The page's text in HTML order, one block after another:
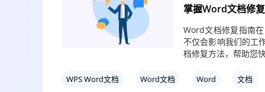
掌握Word文档修
Word文档修复指南
不仅会影响我们的工
档修复方法，帮助您
WPS Word文档 Word文档 Word 文档